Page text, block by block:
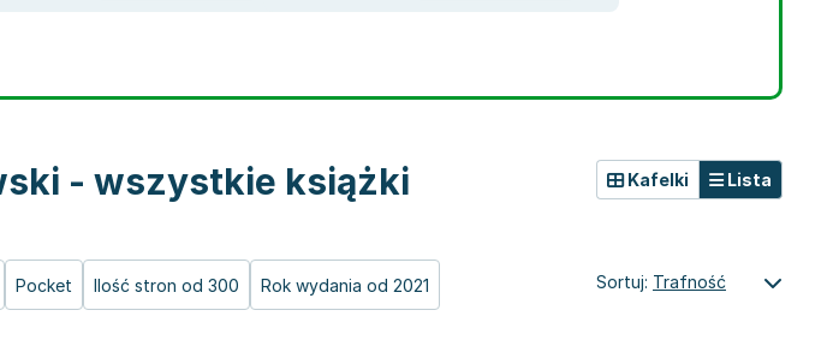
- wszystkie książki
Pocket Ilość stron od 300 Rok wydania od 2021
Kafelki Lista
Sortuj: Trafność